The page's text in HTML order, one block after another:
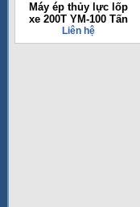
Máy ép thủy lực lốp
xe 200T YM-100 Tấn
Liên hệ